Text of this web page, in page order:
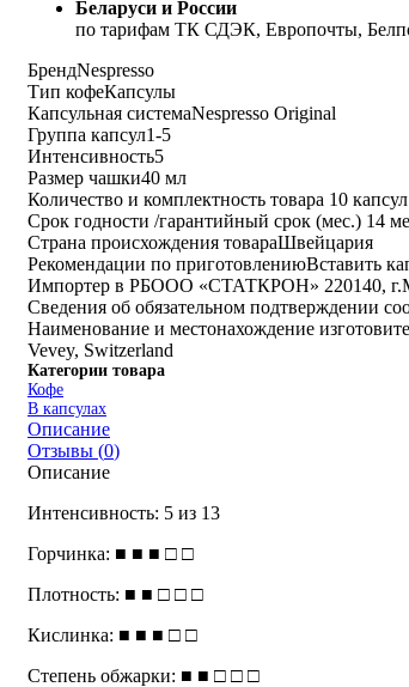
Беларуси и России
по тарифам ТК СДЭК, Европочты,
БрендNespresso
Тип кофеКапсулы
Капсульная системаNespresso Original
Группа капсул1-5
Интенсивность5
Размер чашки40 мл
Количество и комплектность товара 10
Срок годности /гарантийный срок (мес.) 14
Страна происхождения товараШвейцария
Рекомендации по приготовлениюВставить
Импортер в РБООО «СТАТКРОН» 220140,
Сведения об обязательном подтверждении
Наименование и местонахождение
Vevey, Switzerland
Категории товара
Кофе
В капсулах
Описание
Отзывы (0)
Описание
Интенсивность: 5 из 13
Горчинка: ■ ■ ■ □ □
Плотность: ■ ■ □ □ □
Кислинка: ■ ■ ■ □ □
Степень обжарки: ■ ■ □ □ □